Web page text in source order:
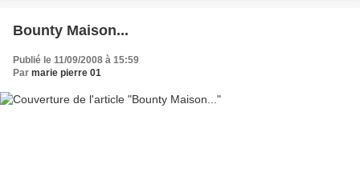
Bounty Maison...
Publié le 11/09/2008 à 15:59
Par marie pierre 01